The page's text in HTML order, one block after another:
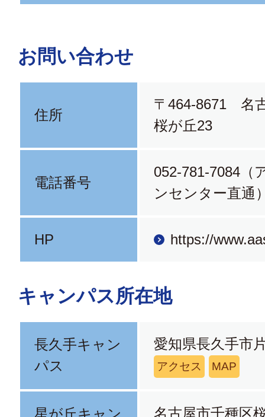
お問い合わせ
住所
〒464-8671 名
桜が丘23
電話番号
052-781-7084（
ンセンター直通
HP https://
キャンパス所在地
長久手キャン
パス
愛知県長久手市
アクセス MAP
星が丘キャン
名古屋市千種区